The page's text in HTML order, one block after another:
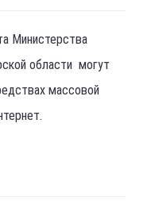
Министерства
области могут
массовой